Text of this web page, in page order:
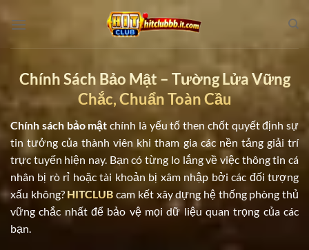
qua
Chính Sách Bảo Mật – Tường Lửa Vững
Chắc, Chuẩn Toàn Cầu
Chính sách bảo mật chính là yếu tố then chốt quyết định sự
tin tưởng của thành viên khi tham gia các nền tảng giải trí
trực tuyến hiện nay. Bạn có từng lo lắng về việc thông tin cá
nhân bị rò rỉ hoặc tài khoản bị xâm nhập bởi các đối tượng
xấu không? HITCLUB cam kết xây dựng hệ thống phòng thủ
vững chắc nhất để bảo vệ mọi dữ liệu quan trọng của các
bạn.